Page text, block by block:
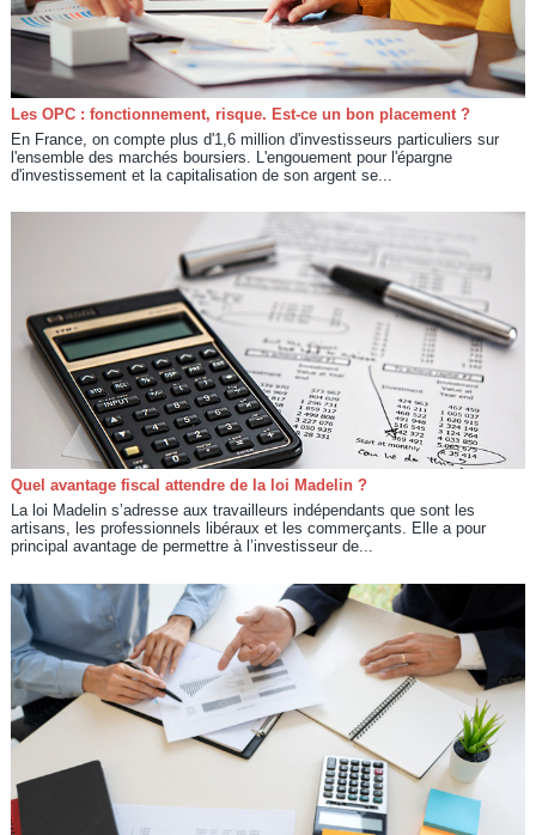
Les OPC : fonctionnement, risque. Est-ce un bon placement ?
En France, on compte plus d'1,6 million d'investisseurs particuliers sur
l'ensemble des marchés boursiers. L'engouement pour l'épargne
d'investissement et la capitalisation de son argent se...
Quel avantage fiscal attendre de la loi Madelin ?
La loi Madelin s’adresse aux travailleurs indépendants que sont les
artisans, les professionnels libéraux et les commerçants. Elle a pour
principal avantage de permettre à l’investisseur de...